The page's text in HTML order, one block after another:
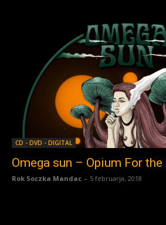
CD - DVD - DIGITAL
Omega sun – Opium For
Rok Soczka Mandac - 5 februarja, 2018